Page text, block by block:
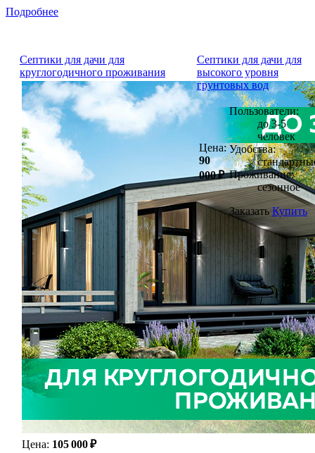
Подробнее
Септики для дачи для
круглогодичного проживания
Цена: 105 000 ₽
Септики для дачи для
высокого уровня
грунтовых вод
Цена:
90
000 ₽
Пользователи:
до 3-5
человек
Удобства:
Проживание:
сезонное
Заказать Купить